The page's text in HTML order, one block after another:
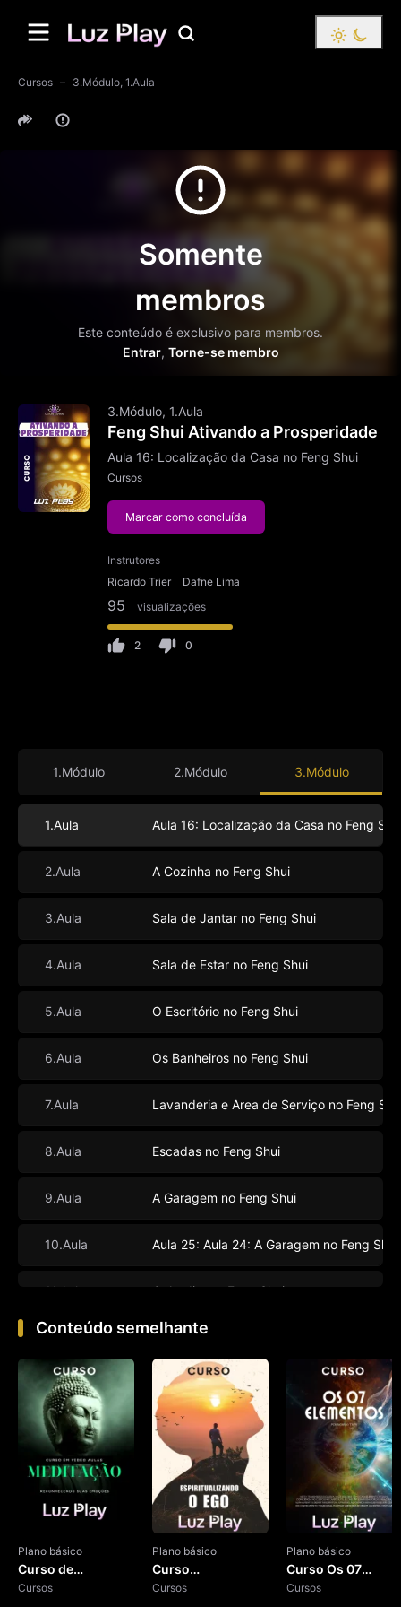
Cursos 3.Módulo, 1.Aula
Somente
membros
Este conteúdo é exclusivo para membros.
Entrar, Torne-se membro
3.Módulo, 1.Aula
Feng Shui Ativando a Prosperidade
Aula 16: Localização da Casa no Feng Shui
Cursos
Marcar como concluída
Instrutores
Ricardo Trier
Dafne Lima
95 visualizações
2 0
1.Módulo 2.Módulo 3.Módulo
1.Aula Aula 16: Localização da Casa no Feng
2.Aula A Cozinha no Feng Shui
3.Aula Sala de Jantar no Feng Shui
4.Aula Sala de Estar no Feng Shui
5.Aula O Escritório no Feng Shui
6.Aula Os Banheiros no Feng Shui
7.Aula Lavanderia e Area de Serviço no Feng
8.Aula Escadas no Feng Shui
9.Aula A Garagem no Feng Shui
10.Aula Aula 25: Aula 24: A Garagem no Feng Shui
11.Aula O Jardim no Feng Shui
12.Aula Feng Shui - Finalização
Conteúdo semelhante
Plano básico
Curso de
Meditação
Cursos
Plano básico
Curso
Espiritualizando o
Cursos
Plano básico
Curso Os 07
Elementos
Cursos